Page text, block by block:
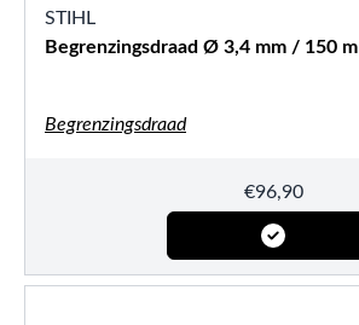
STIHL
Begrenzingsdraad Ø 3,4 mm / 150 m
Begrenzingsdraad
€96,90